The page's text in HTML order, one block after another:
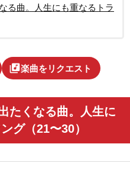
る曲。人生にも重なるトラ
library_music楽曲をリクエスト
たくなる曲。人生に
グ（21〜30）